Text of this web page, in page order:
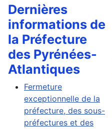
Dernières
informations de
la Préfecture
des Pyrénées-
Atlantiques
Fermeture
exceptionnelle de la
préfecture, des sous-
préfectures et des